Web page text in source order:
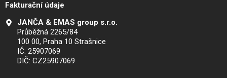
Fakturační údaje
JANČA & EMAS group s.r.o.
Průběžná 2265/84
100 00, Praha 10 Strašnice
IČ: 25907069
DIČ: CZ25907069